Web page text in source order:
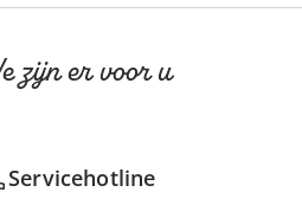
zijn er voor u
Servicehotline